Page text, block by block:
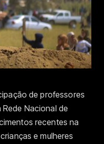
de professores
Nacional de
recentes na
e mulheres